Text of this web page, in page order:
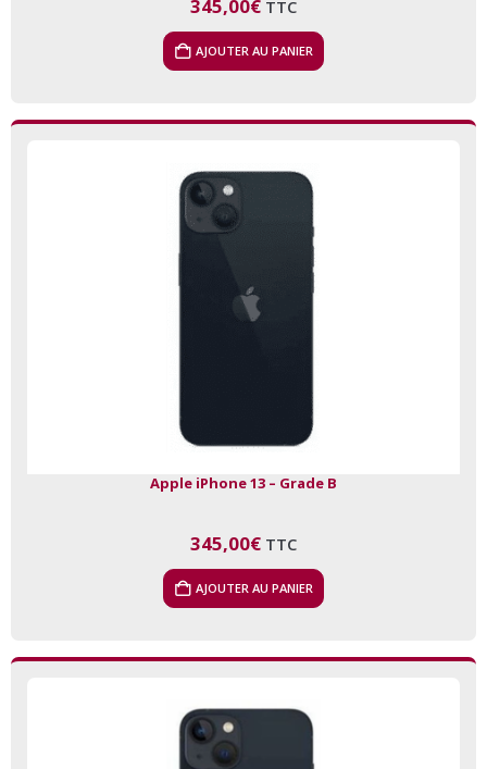
345,00€ TTC
AJOUTER AU PANIER
Apple iPhone 13 – Grade B
345,00€ TTC
AJOUTER AU PANIER